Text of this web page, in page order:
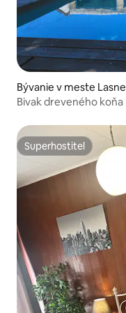
Bývanie v meste Lasne
Bivak dreveného koňa
Superhostiteľ
Superhostiteľ